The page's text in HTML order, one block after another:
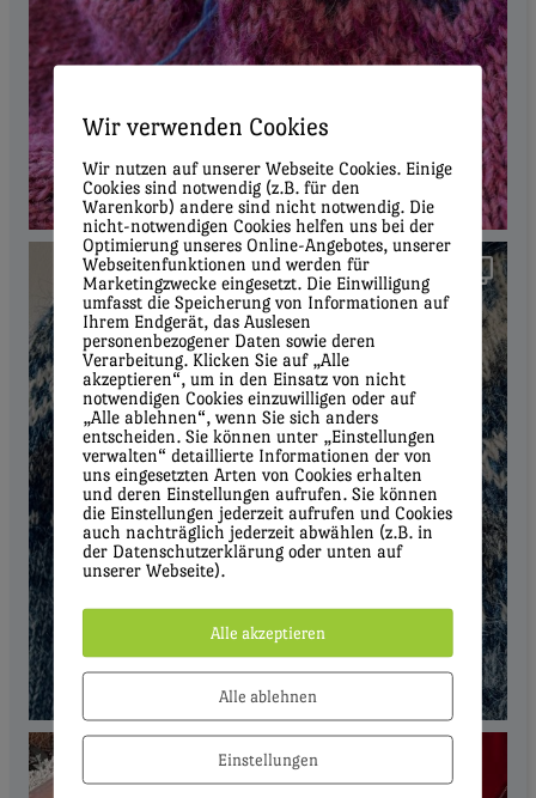
Wir verwenden Cookies
Wir nutzen auf unserer Webseite Cookies. Einige
Cookies sind notwendig (z.B. für den
Warenkorb) andere sind nicht notwendig. Die
nicht-notwendigen Cookies helfen uns bei der
Optimierung unseres Online-Angebotes, unserer
Webseitenfunktionen und werden für
Marketingzwecke eingesetzt. Die Einwilligung
umfasst die Speicherung von Informationen auf
Ihrem Endgerät, das Auslesen
personenbezogener Daten sowie deren
Verarbeitung. Klicken Sie auf „Alle
akzeptieren“, um in den Einsatz von nicht
notwendigen Cookies einzuwilligen oder auf
„Alle ablehnen“, wenn Sie sich anders
entscheiden. Sie können unter „Einstellungen
verwalten“ detaillierte Informationen der von
uns eingesetzten Arten von Cookies erhalten
und deren Einstellungen aufrufen. Sie können
die Einstellungen jederzeit aufrufen und Cookies
auch nachträglich jederzeit abwählen (z.B. in
der Datenschutzerklärung oder unten auf
unserer Webseite).
Alle akzeptieren
Alle ablehnen
Einstellungen